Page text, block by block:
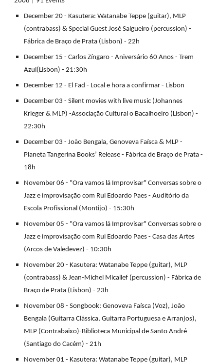
December 20 - Kasutera: Watanabe Teppe (guitar), MLP
(contrabass) & Special Guest José Salgueiro (percussion) -
Fábrica de Braço de Prata (Lisbon) - 22h
December 15 - Carlos Zíngaro - Aniversário 60 Anos - Trem
Azul(Lisbon) - 21:30h
December 12 - El Fad - Local e hora a confirmar - Lisbon
December 03 - Silent movies with live music (Johannes
Krieger & MLP) -Associação Cultural o Bacalhoeiro (Lisbon) -
22:30h
December 03 - João Bengala, Genoveva Faísca & MLP -
Planeta Tangerina Books’ Release - Fábrica de Braço de Prata -
18h
November 06 - "Ora vamos lá Improvisar" Conversas sobre o
Jazz e improvisação com Rui Edoardo Paes - Auditório da
Escola Profissional (Montijo) - 15:30h
November 05 - "Ora vamos lá Improvisar" Conversas sobre o
Jazz e improvisação com Rui Edoardo Paes - Casa das Artes
(Arcos de Valedevez) - 10:30h
November 20 - Kasutera: Watanabe Teppe (guitar), MLP
(contrabass) & Jean-Michel Micallef (percussion) - Fábrica de
Braço de Prata (Lisbon) - 23h
November 08 - Songbook: Genoveva Faísca (Voz), João
Bengala (Guitarra Clássica, Guitarra Portuguesa e Arranjos),
MLP (Contrabaixo)-Biblioteca Municipal de Santo André
(Santiago do Cacém) - 21h
November 01 - Kasutera: Watanabe Teppe (guitar), MLP